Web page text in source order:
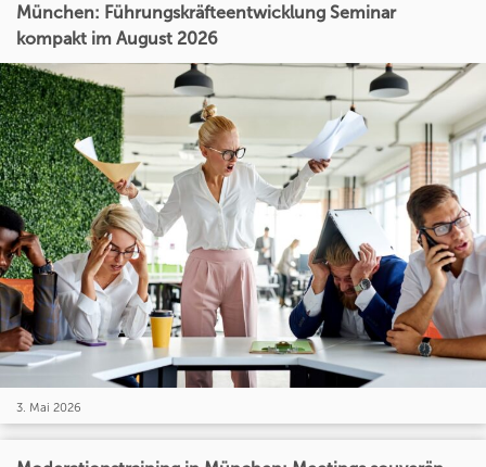
München: Führungskräfteentwicklung Seminar
kompakt im August 2026
3. Mai 2026